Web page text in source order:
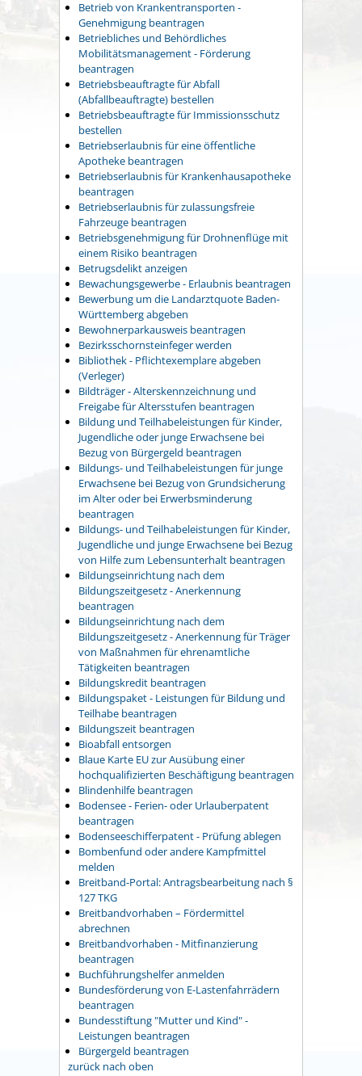
Betrieb von Krankentransporten -
Genehmigung beantragen
Betriebliches und Behördliches
Mobilitätsmanagement - Förderung
beantragen
Betriebsbeauftragte für Abfall
(Abfallbeauftragte) bestellen
Betriebsbeauftragte für Immissionsschutz
bestellen
Betriebserlaubnis für eine öffentliche
Apotheke beantragen
Betriebserlaubnis für Krankenhausapotheke
beantragen
Betriebserlaubnis für zulassungsfreie
Fahrzeuge beantragen
Betriebsgenehmigung für Drohnenflüge mit
einem Risiko beantragen
Betrugsdelikt anzeigen
Bewachungsgewerbe - Erlaubnis beantragen
Bewerbung um die Landarztquote Baden-
Württemberg abgeben
Bewohnerparkausweis beantragen
Bezirksschornsteinfeger werden
Bibliothek - Pflichtexemplare abgeben
(Verleger)
Bildträger - Alterskennzeichnung und
Freigabe für Altersstufen beantragen
Bildung und Teilhabeleistungen für Kinder,
Jugendliche oder junge Erwachsene bei
Bezug von Bürgergeld beantragen
Bildungs- und Teilhabeleistungen für junge
Erwachsene bei Bezug von Grundsicherung
im Alter oder bei Erwerbsminderung
beantragen
Bildungs- und Teilhabeleistungen für Kinder,
Jugendliche und junge Erwachsene bei Bezug
von Hilfe zum Lebensunterhalt beantragen
Bildungseinrichtung nach dem
Bildungszeitgesetz - Anerkennung
beantragen
Bildungseinrichtung nach dem
Bildungszeitgesetz - Anerkennung für Träger
von Maßnahmen für ehrenamtliche
Tätigkeiten beantragen
Bildungskredit beantragen
Bildungspaket - Leistungen für Bildung und
Teilhabe beantragen
Bildungszeit beantragen
Bioabfall entsorgen
Blaue Karte EU zur Ausübung einer
hochqualifizierten Beschäftigung beantragen
Blindenhilfe beantragen
Bodensee - Ferien- oder Urlauberpatent
beantragen
Bodenseeschifferpatent - Prüfung ablegen
Bombenfund oder andere Kampfmittel
melden
Breitband-Portal: Antragsbearbeitung nach §
127 TKG
Breitbandvorhaben – Fördermittel
abrechnen
Breitbandvorhaben - Mitfinanzierung
beantragen
Buchführungshelfer anmelden
Bundesförderung von E-Lastenfahrrädern
beantragen
Bundesstiftung "Mutter und Kind" -
Leistungen beantragen
Bürgergeld beantragen
zurück nach oben